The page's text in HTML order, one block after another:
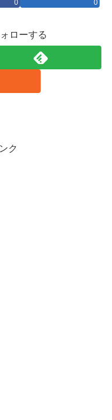
0 0
ローする
ク